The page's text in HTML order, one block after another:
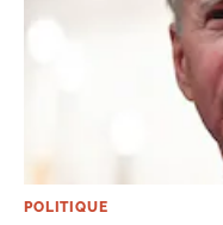
POLITIQUE